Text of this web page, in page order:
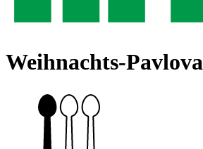
Weihnachts-Pavlova